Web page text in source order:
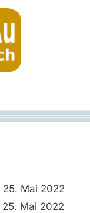
25. Mai 2022
25. Mai 2022